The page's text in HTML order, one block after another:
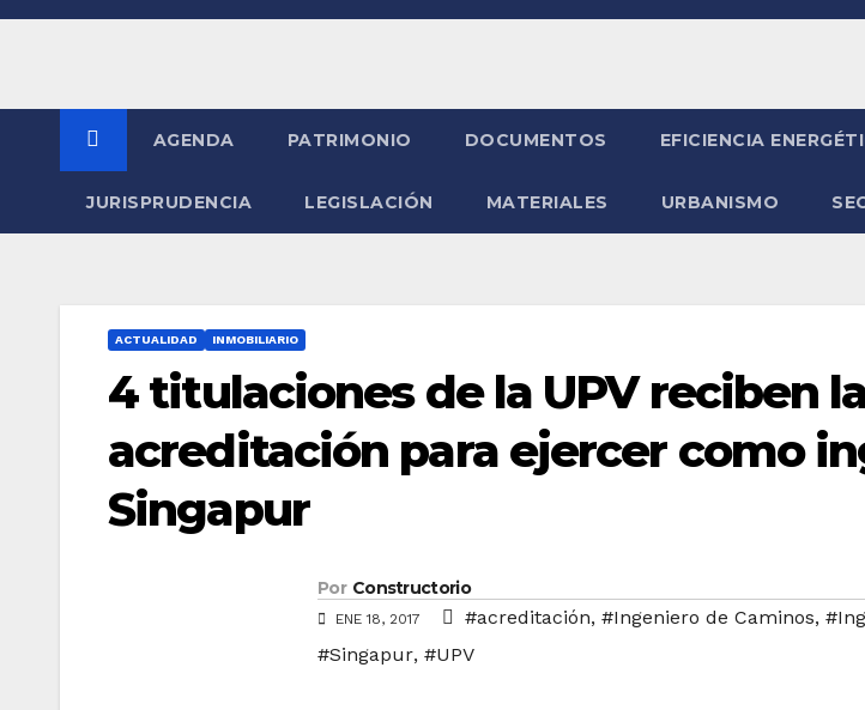
Saltar
AGENDA PATRIMONIO DOCUMENTOS EFICIENCIA
JURISPRUDENCIA LEGISLACIÓN MATERIALES URBANISMO
ACTUALIDAD INMOBILIARIO
4 titulaciones de la UPV reciben
acreditación para ejercer como
Singapur
Por Constructorio
ENE 18, 2017 #acreditación, #Ingeniero de Caminos,
#Singapur, #UPV